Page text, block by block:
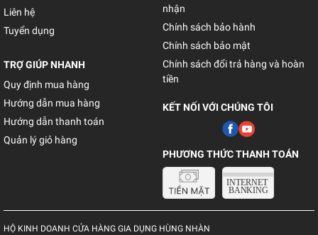
Liên hệ
Tuyển dụng
TRỢ GIÚP NHANH
Quy định mua hàng
Hướng dẫn mua hàng
Hướng dẫn thanh toán
Quản lý giỏ hàng
nhận
Chính sách bảo hành
Chính sách bảo mật
Chính sách đổi trả hàng và hoàn
tiền
KẾT NỐI VỚI CHÚNG TÔI
PHƯƠNG THỨC THANH TOÁN
HỘ KINH DOANH CỬA HÀNG GIA DỤNG HÙNG NHÀN